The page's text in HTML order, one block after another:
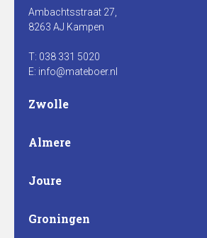
Ambachtsstraat 27,
8263 AJ Kampen
T: 038 331 5020
E: info@mateboer.nl
Zwolle
8042 PD Zwolle
Almere
1317 NZ Almere
Joure
8501 XC Joure
Groningen